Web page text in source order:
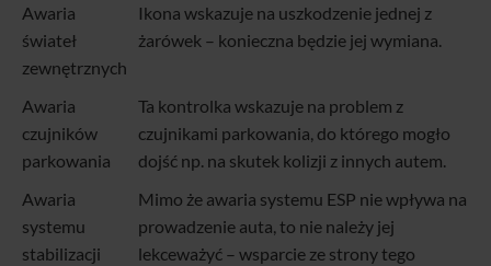
Awaria
świateł
zewnętrznych
Ikona wskazuje na uszkodzenie jednej z
żarówek – konieczna będzie jej wymiana.
Awaria
czujników
parkowania
Ta kontrolka wskazuje na problem z
czujnikami parkowania, do którego mogło
dojść np. na skutek kolizji z innych autem.
Awaria
systemu
stabilizacji
Mimo że awaria systemu ESP nie wpływa na
prowadzenie auta, to nie należy jej
lekceważyć – wsparcie ze strony tego